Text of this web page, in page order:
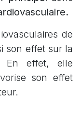
de
son effet sur la
En effet, elle
son effet